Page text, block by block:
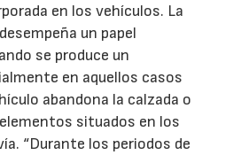
en los vehículos. La
un papel
se produce un
en aquellos casos
abandona la calzada o
situados en los
“Durante los periodos de